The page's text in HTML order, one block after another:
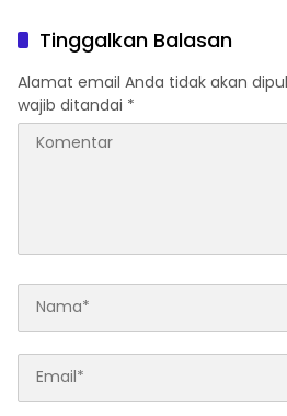
Tinggalkan Balasan
Alamat email Anda tidak akan
wajib ditandai *